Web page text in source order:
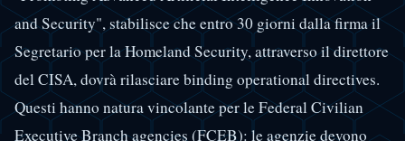
and Security", stabilisce che entro 30 giorni dalla firma il
Segretario per la Homeland Security, attraverso il direttore
del CISA, dovrà rilasciare binding operational directives.
Questi hanno natura vincolante per le Federal Civilian
Executive Branch agencies (FCEB): le agenzie devono